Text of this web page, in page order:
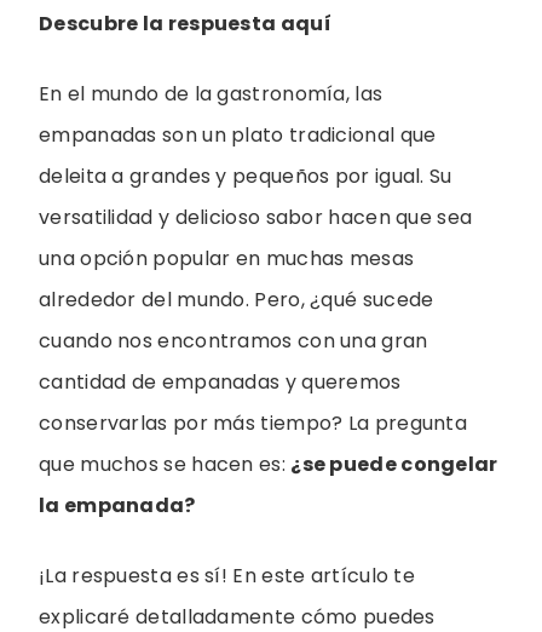
Descubre la respuesta aquí
En el mundo de la gastronomía, las
empanadas son un plato tradicional que
deleita a grandes y pequeños por igual. Su
versatilidad y delicioso sabor hacen que sea
una opción popular en muchas mesas
alrededor del mundo. Pero, ¿qué sucede
cuando nos encontramos con una gran
cantidad de empanadas y queremos
conservarlas por más tiempo? La pregunta
que muchos se hacen es: ¿se puede congelar
la empanada?
¡La respuesta es sí! En este artículo te
explicaré detalladamente cómo puedes